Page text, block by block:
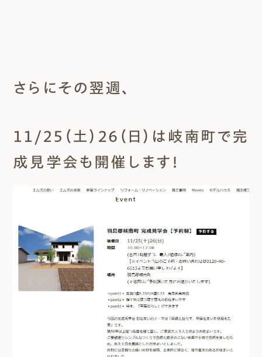
さらにその翌週、
１１/２５（土）２６（日）は岐南町で完
成見学会も開催します！